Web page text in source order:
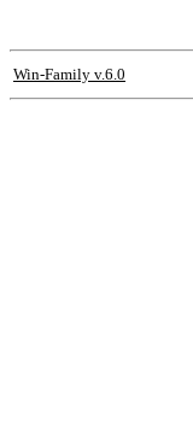
Win-Family v.6.0